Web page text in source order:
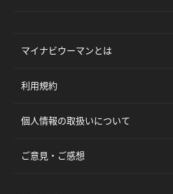
マイナビウーマンとは
利用規約
個人情報の取扱いについて
ご意見・ご感想